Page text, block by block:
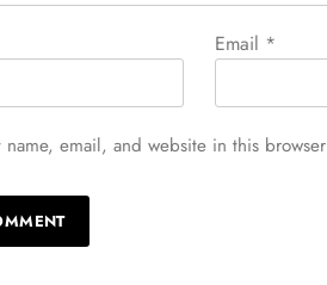
Email *
name, email, and website in this